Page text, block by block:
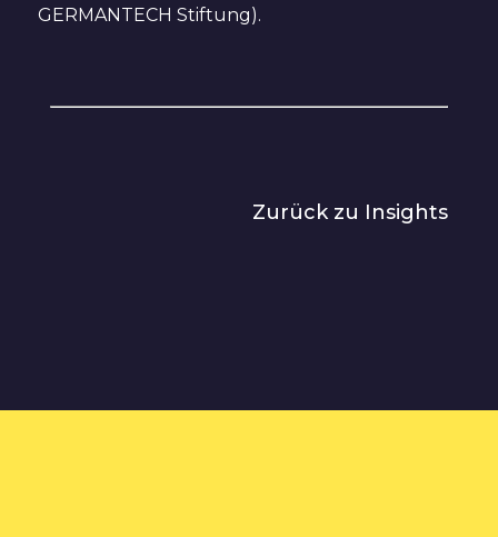
GERMANTECH Stiftung).
Zurück zu Insights